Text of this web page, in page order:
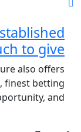
to give
also offers
finest betting
and…